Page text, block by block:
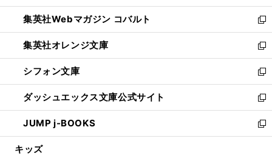
開
く
ウ
で
開
く
ン
ド
ウ
で
開
く
ウ
ィ
ン
ド
ウ
で
開
く
集英社Webマガジン コバルト
新
し
い
ウ
ィ
ン
ド
ウ
で
開
集英社オレンジ文庫
新
し
い
ウ
ィ
ン
ド
ウ
シフォン文庫
新
し
い
ウ
ィ
ン
ダッシュエックス文庫公式サイト
新
し
い
ウ
JUMP j-BOOKS
新
し
キッズ